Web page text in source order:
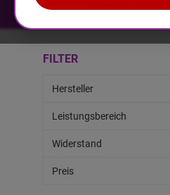
FILTER
Hersteller
Leistungsbereich
Widerstand
Preis